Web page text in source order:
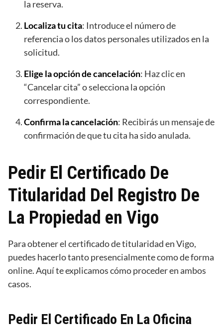
la reserva.
Localiza tu cita: Introduce el número de
referencia o los datos personales utilizados en la
solicitud.
Elige la opción de cancelación: Haz clic en
“Cancelar cita” o selecciona la opción
correspondiente.
Confirma la cancelación: Recibirás un mensaje de
confirmación de que tu cita ha sido anulada.
Pedir El Certificado De
Titularidad Del Registro De
La Propiedad en Vigo
Para obtener el certificado de titularidad en Vigo,
puedes hacerlo tanto presencialmente como de forma
online. Aquí te explicamos cómo proceder en ambos
casos.
Pedir El Certificado En La Oficina